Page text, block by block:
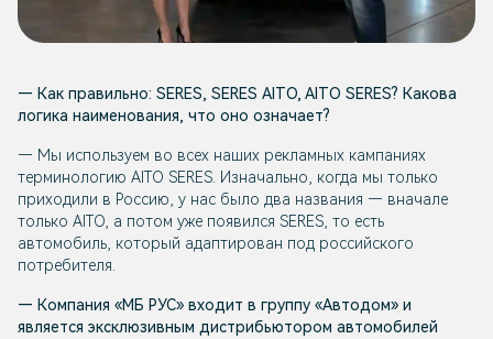
— Как правильно: SERES, SERES AITO, AITO SERES? Какова
логика наименования, что оно означает?
— Мы используем во всех наших рекламных кампаниях
терминологию AITO SERES. Изначально, когда мы только
приходили в Россию, у нас было два названия — вначале
только AITO, а потом уже появился SERES, то есть
автомобиль, который адаптирован под российского
потребителя.
— Компания «МБ РУС» входит в группу «Автодом» и
является эксклюзивным дистрибьютором автомобилей